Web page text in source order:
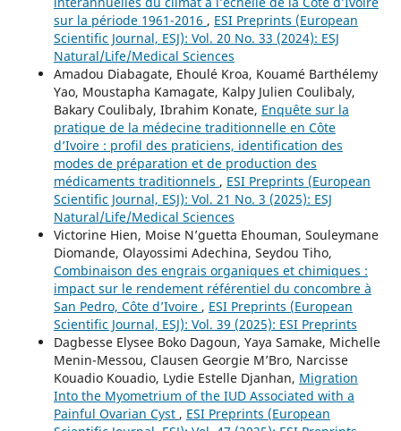
sur la période 1961-2016 , ESI Preprints (European
Scientific Journal, ESJ): Vol. 20 No. 33 (2024): ESJ
Natural/Life/Medical Sciences
Amadou Diabagate, Ehoulé Kroa, Kouamé Barthélemy
Yao, Moustapha Kamagate, Kalpy Julien Coulibaly,
Bakary Coulibaly, Ibrahim Konate, Enquête sur la
pratique de la médecine traditionnelle en Côte
d’Ivoire : profil des praticiens, identification des
modes de préparation et de production des
médicaments traditionnels , ESI Preprints (European
Scientific Journal, ESJ): Vol. 21 No. 3 (2025): ESJ
Natural/Life/Medical Sciences
Victorine Hien, Moise N’guetta Ehouman, Souleymane
Diomande, Olayossimi Adechina, Seydou Tiho,
Combinaison des engrais organiques et chimiques :
impact sur le rendement référentiel du concombre à
San Pedro, Côte d’Ivoire , ESI Preprints (European
Scientific Journal, ESJ): Vol. 39 (2025): ESI Preprints
Dagbesse Elysee Boko Dagoun, Yaya Samake, Michelle
Menin-Messou, Clausen Georgie M’Bro, Narcisse
Kouadio Kouadio, Lydie Estelle Djanhan, Migration
Into the Myometrium of the IUD Associated with a
Painful Ovarian Cyst , ESI Preprints (European